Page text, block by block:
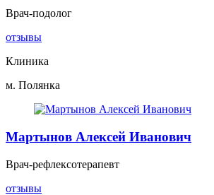
Врач-подолог
отзывы
Клиника
м. Полянка
Мартынов Алексей Иванович
Врач-рефлексотерапевт
отзывы